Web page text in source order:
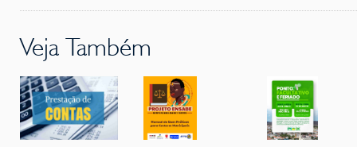
Veja Também